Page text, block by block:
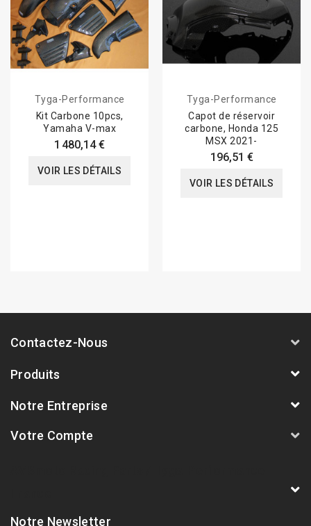
Tyga-Performance
Kit Carbone 10pcs,
Yamaha V-max
1 480,14 €
VOIR LES DÉTAILS
Tyga-Performance
Capot de réservoir
carbone, Honda 125
MSX 2021-
196,51 €
VOIR LES DÉTAILS
Contactez-Nous
Produits
Notre Entreprise
Votre Compte
Notre Newsletter